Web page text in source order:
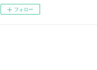
フォロー